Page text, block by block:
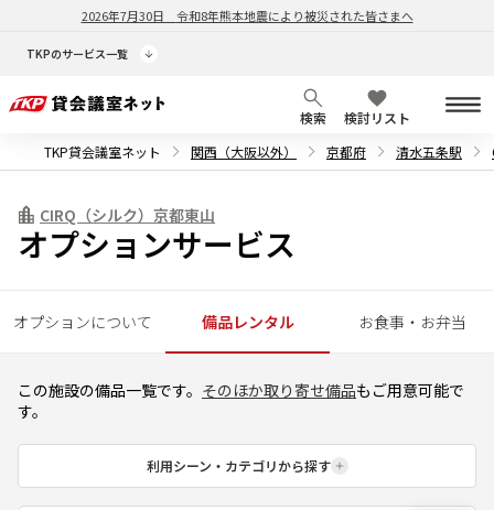
2026年7月30日 令和8年熊本地震により被災された皆さまへ
TKPのサービス一覧
検索
検討リスト
TKP貸会議室ネット
関西（大阪以外） 京都府 清水五条駅
CIRQ（シルク）京都東山
オプションサービス
オプションについて 備品レンタル お食事・お弁当
この施設の備品一覧です。 そのほか取り寄せ備品もご用意可能で
す。
利用シーン・カテゴリから探す